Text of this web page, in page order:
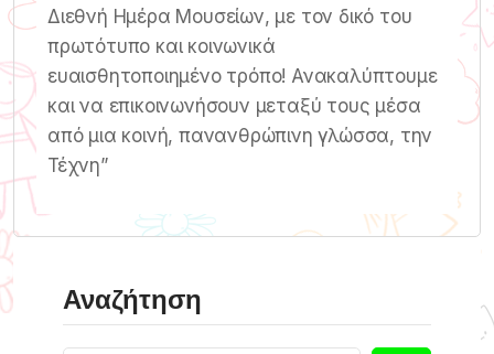
Διεθνή Ημέρα Μουσείων, με τον δικό του
πρωτότυπο και κοινωνικά
ευαισθητοποιημένο τρόπο! Ανακαλύπτουμε
και να επικοινωνήσουν μεταξύ τους μέσα
από μια κοινή, πανανθρώπινη γλώσσα, την
Τέχνη”
Αναζήτηση